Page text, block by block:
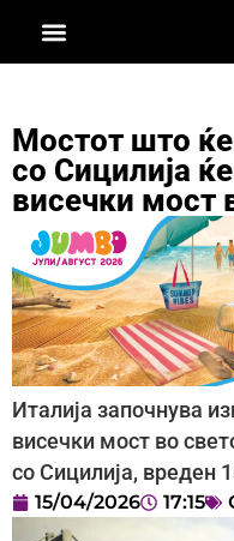
Мостот што
со Сицилија
висечки мост
Италија започнува
висечки мост во
со Сицилија, вреден
15/04/2026 17:15